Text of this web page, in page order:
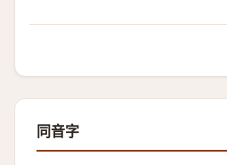
同音字